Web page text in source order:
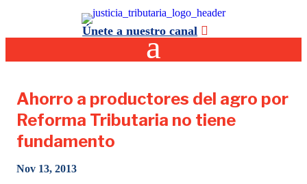
Únete a nuestro canal
Ahorro a productores del agro por
Reforma Tributaria no tiene
fundamento
Nov 13, 2013